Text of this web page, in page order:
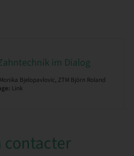
im Dialog
Bjelopavlovic, ZTM Björn Roland
Link
contacter